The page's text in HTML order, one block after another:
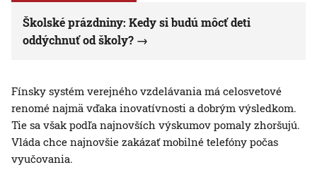
Školské prázdniny: Kedy si budú môcť deti
oddýchnuť od školy?
Fínsky systém verejného vzdelávania má celosvetové
renomé najmä vďaka inovatívnosti a dobrým výsledkom.
Tie sa však podľa najnovších výskumov pomaly zhoršujú.
Vláda chce najnovšie zakázať mobilné telefóny počas
vyučovania.